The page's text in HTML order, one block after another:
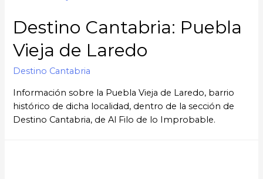
Destino Cantabria: Puebla
Vieja de Laredo
Destino Cantabria
Información sobre la Puebla Vieja de Laredo, barrio
histórico de dicha localidad, dentro de la sección de
Destino Cantabria, de Al Filo de lo Improbable.